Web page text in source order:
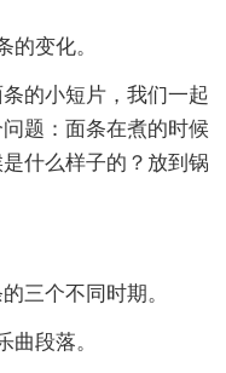
的变化。
的小短片，我们一起
题：面条在煮的时候
什么样子的？放到锅
三个不同时期。
曲段落。